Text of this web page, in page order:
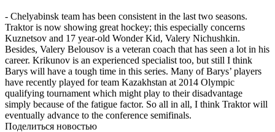
- Chelyabinsk team has been consistent in the last two seasons.
Traktor is now showing great hockey; this especially concerns
Kuznetsov and 17 year-old Wonder Kid, Valery Nichushkin.
Besides, Valery Belousov is a veteran coach that has seen a lot in his
career. Krikunov is an experienced specialist too, but still I think
Barys will have a tough time in this series. Many of Barys’ players
have recently played for team Kazakhstan at 2014 Olympic
qualifying tournament which might play to their disadvantage
simply because of the fatigue factor. So all in all, I think Traktor will
eventually advance to the conference semifinals.
Поделиться новостью